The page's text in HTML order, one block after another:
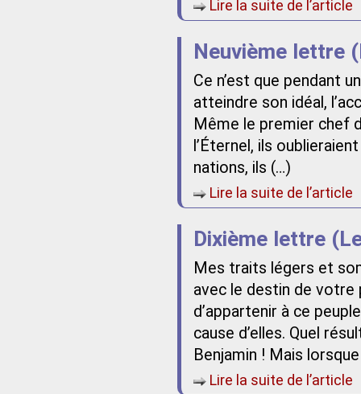
Lire la suite de l’article
Neuvième lettre
Ce n’est que pendant
atteindre son idéal,
Même le premier chef
l’Éternel, ils
nations, ils (…)
Lire la suite de l’article
Dixième lettre
Mes traits légers et
avec le destin de votre
d’appartenir à ce
cause d’elles. Quel
Benjamin ! Mais
Lire la suite de l’article